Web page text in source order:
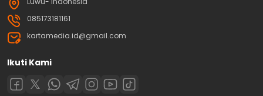
085173181161
kartamedia.id@gmail.com
Ikuti Kami